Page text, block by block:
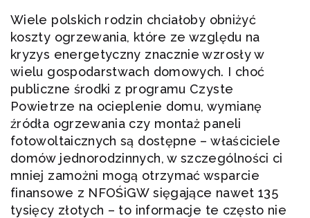
Wiele polskich rodzin chciałoby obniżyć
koszty ogrzewania, które ze względu na
kryzys energetyczny znacznie wzrosły w
wielu gospodarstwach domowych. I choć
publiczne środki z programu Czyste
Powietrze na ocieplenie domu, wymianę
źródła ogrzewania czy montaż paneli
fotowoltaicznych są dostępne – właściciele
domów jednorodzinnych, w szczególności ci
mniej zamożni mogą otrzymać wsparcie
finansowe z NFOŚiGW sięgające nawet 135
tysięcy złotych – to informacje te często nie